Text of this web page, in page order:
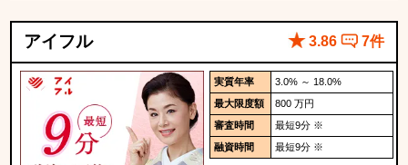
アイフル 3.86 7件
実質年率
3.0% ～ 18.0%
最大限度額
800 万円
審査時間
最短9分 ※
融資時間
最短9分 ※